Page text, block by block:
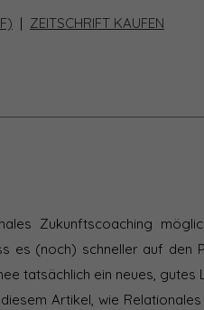
ZEITSCHRIFT KAUFEN
Zukunftscoaching
es (noch) schneller auf den
tatsächlich ein neues, gutes
Artikel, wie